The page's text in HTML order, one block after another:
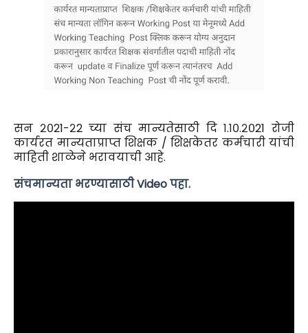
सन २०21-२2 च्या संच मान्यतेसाठी दि १.१०.२०21 रोजी
कार्यरत मान्यताप्राप्त शिक्षक / शिक्षकेतर कर्मचारी यांची
माहिती शाळेने भरावयाची आहे.
संचमान्यता भरण्यासाठी Video पहा.